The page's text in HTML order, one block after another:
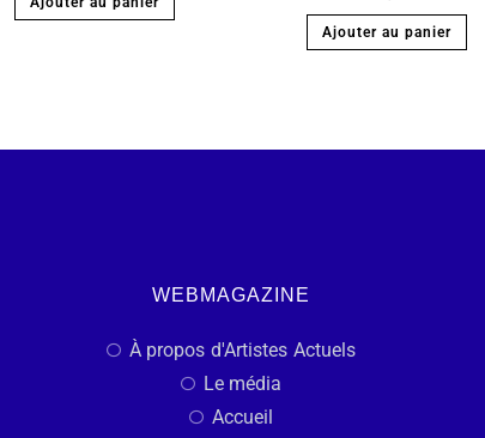
Ajouter au panier
WEBMAGAZINE
À propos d'Artistes Actuels
Le média
Accueil